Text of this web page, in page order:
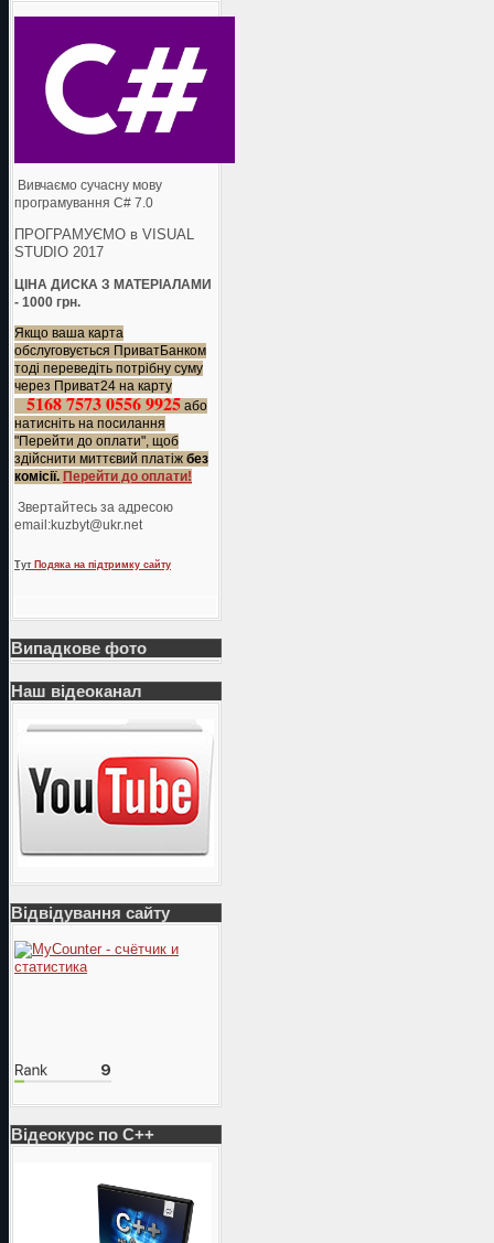
Вивчаємо сучасну мову
програмування C# 7.0
ПРОГРАМУЄМО в VISUAL
STUDIO 2017
ЦІНА ДИСКА З МАТЕРІАЛАМИ
- 1000 грн.
Якщо ваша карта
обслуговується ПриватБанком
тоді переведіть потрібну суму
через Приват24 на карту
5168 7573 0556 9925 або
натисніть на посилання
"Перейти до оплати", щоб
здійснити миттєвий платіж без
комісії. Перейти до оплати!
Звертайтесь за адресою
еmail:kuzbyt@ukr.net
Тут Подяка на підтримку сайту
Випадкове фото
Наш відеоканал
Відвідування сайту
Відеокурс по С++